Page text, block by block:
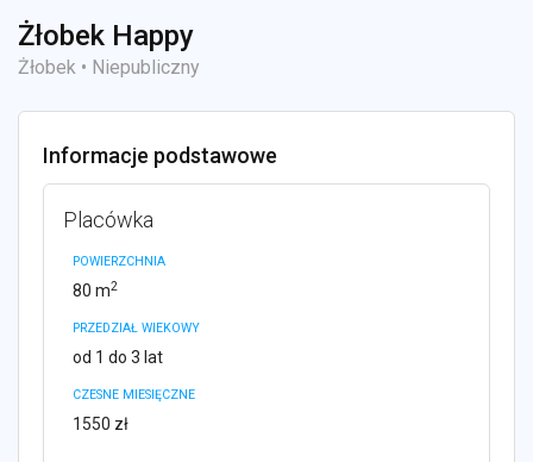
Żłobek Happy
Żłobek • Niepubliczny
Informacje podstawowe
Placówka
POWIERZCHNIA
80 m2
PRZEDZIAŁ WIEKOWY
od 1 do 3 lat
CZESNE MIESIĘCZNE
1550 zł